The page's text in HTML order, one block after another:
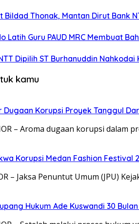
Bildad Thonak, Mantan Dirut Bank
Latih Guru PAUD MRC Membuat
Dipilih ST Burhanuddin
kamu
Dugaan Korupsi Proyek Tanggul
– Aroma dugaan korupsi
Korupsi Medan Fashion Festival
– Jaksa Penuntut Umum (JPU)
Hukum Ade Kuswandi 30